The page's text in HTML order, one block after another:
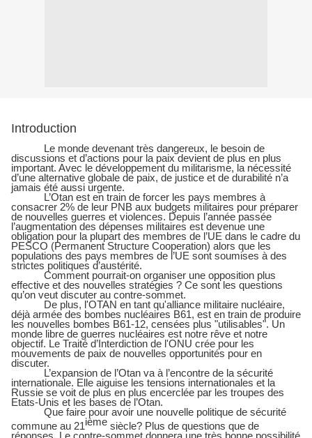
Introduction
Le monde devenant très dangereux, le besoin de
discussions et d’actions pour la paix devient de plus en plus
important. Avec le développement du militarisme, la nécessité
d’une alternative globale de paix, de justice et de durabilité n’a
jamais été aussi urgente.
L’Otan est en train de forcer les pays membres à
consacrer 2% de leur PNB aux budgets militaires pour préparer
de nouvelles guerres et violences. Depuis l’année passée
l’augmentation des dépenses militaires est devenue une
obligation pour la plupart des membres de l’UE dans le cadre du
PESCO (Permanent Structure Cooperation) alors que les
populations des pays membres de l’UE sont soumises à des
strictes politiques d’austérité.
Comment pourrait-on organiser une opposition plus
effective et des nouvelles stratégies ? Ce sont les questions
qu’on veut discuter au contre-sommet.
De plus, l'OTAN en tant qu'alliance militaire nucléaire,
déjà armée des bombes nucléaires B61, est en train de produire
les nouvelles bombes B61-12, censées plus "utilisables". Un
monde libre de guerres nucléaires est notre rêve et notre
objectif. Le Traité d’Interdiction de l'ONU crée pour les
mouvements de paix de nouvelles opportunités pour en
discuter.
L’expansion de l’Otan va à l’encontre de la sécurité
internationale. Elle aiguise les tensions internationales et la
Russie se voit de plus en plus encerclée par les troupes des
Etats-Unis et les bases de l’Otan.
Que faire pour avoir une nouvelle politique de sécurité
commune au 21ième siècle? Plus de questions que de